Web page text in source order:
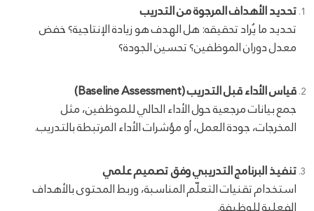
تحديد الأهداف المرجوة من التدريب
تحديد ما يُراد تحقيقه: هل الهدف هو زيادة الإنتاجية؟ خفض
معدل دوران الموظفين؟ تحسين الجودة؟
قياس الأداء قبل التدريب (Baseline Assessment)
جمع بيانات مرجعية حول الأداء الحالي للموظفين، مثل
المخرجات، جودة العمل، أو مؤشرات الأداء المرتبطة بالتدريب.
تنفيذ البرنامج التدريبي وفق تصميم علمي
استخدام تقنيات التعلّم المناسبة، وربط المحتوى بالأهداف